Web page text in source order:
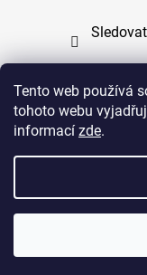
Tento web používá
tohoto webu
informací zde.
Copyright (c)
Copyright 2026